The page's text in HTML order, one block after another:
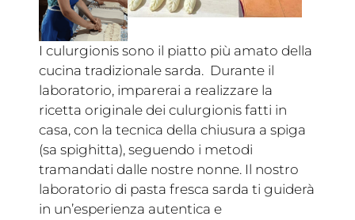
I culurgionis sono il piatto più amato della
cucina tradizionale sarda. Durante il
laboratorio, imparerai a realizzare la
ricetta originale dei culurgionis fatti in
casa, con la tecnica della chiusura a spiga
(sa spighitta), seguendo i metodi
tramandati dalle nostre nonne. Il nostro
laboratorio di pasta fresca sarda ti guiderà
in un’esperienza autentica e